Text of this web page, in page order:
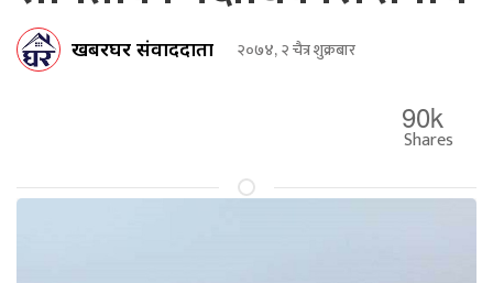
खबरघर संवाददाता २०७४, २ चैत्र शुक्रबार
90k
Shares